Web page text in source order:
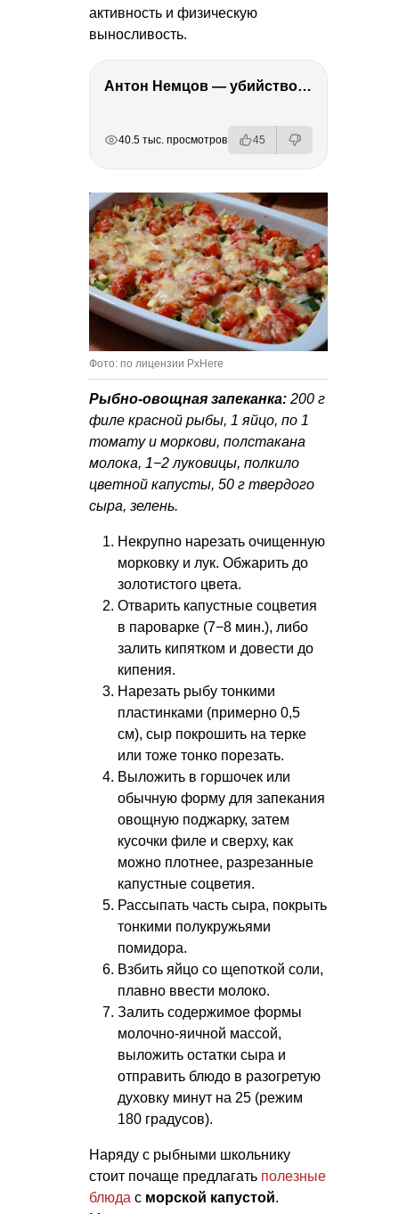
активность и физическую
выносливость.
Антон Немцов — убийство Бориса Немцова, переезд в Дубай, семья и политика
40.5 тыс. просмотров 45
Фото: по лицензии PxHere
Рыбно-овощная запеканка: 200 г
филе красной рыбы, 1 яйцо, по 1
томату и моркови, полстакана
молока, 1−2 луковицы, полкило
цветной капусты, 50 г твердого
сыра, зелень.
Некрупно нарезать очищенную
морковку и лук. Обжарить до
золотистого цвета.
Отварить капустные соцветия
в пароварке (7−8 мин.), либо
залить кипятком и довести до
кипения.
Нарезать рыбу тонкими
пластинками (примерно 0,5
см), сыр покрошить на терке
или тоже тонко порезать.
Выложить в горшочек или
обычную форму для запекания
овощную поджарку, затем
кусочки филе и сверху, как
можно плотнее, разрезанные
капустные соцветия.
Рассыпать часть сыра, покрыть
тонкими полукружьями
помидора.
Взбить яйцо со щепоткой соли,
плавно ввести молоко.
Залить содержимое формы
молочно-яичной массой,
выложить остатки сыра и
отправить блюдо в разогретую
духовку минут на 25 (режим
180 градусов).
Наряду с рыбными школьнику
стоит почаще предлагать полезные
блюда с морской капустой.